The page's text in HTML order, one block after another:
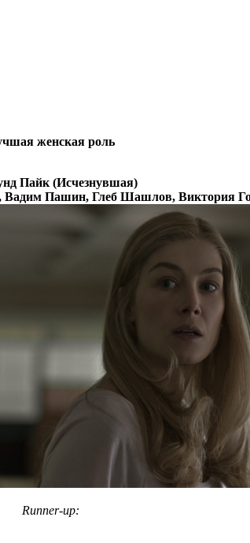
женская роль
Пайк (Исчезнувшая)
Пашин, Глеб Шашлов, Виктория
Runner-up: